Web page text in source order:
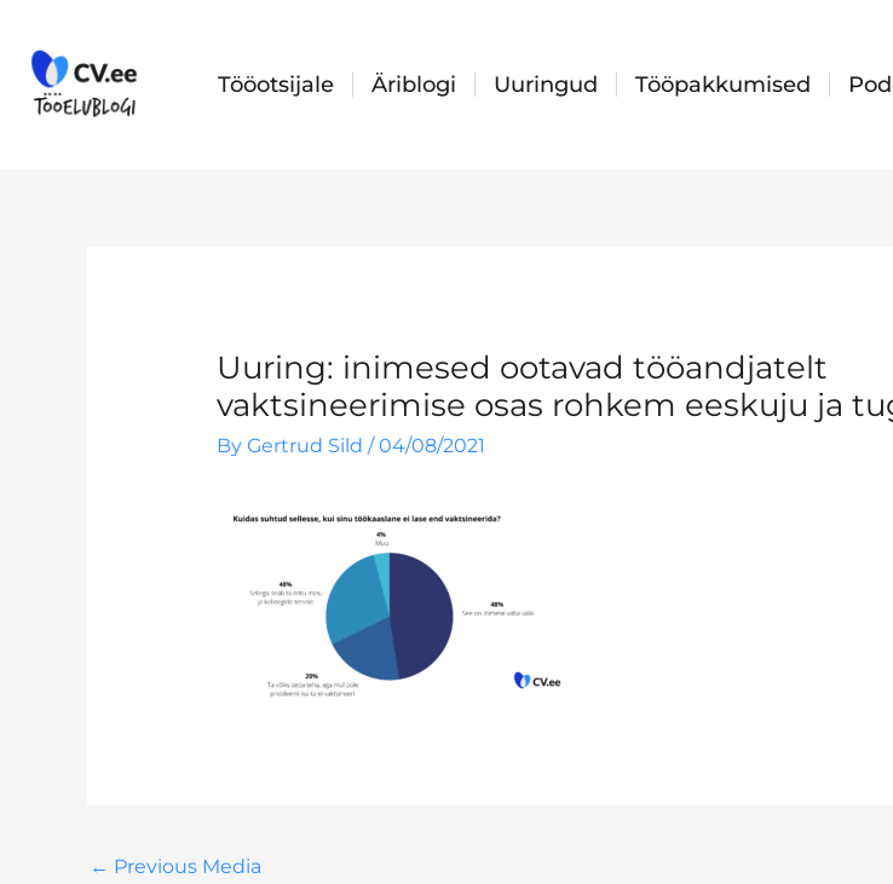
content
Tööotsijale Äriblogi Uuringud Tööpakkumised
Uuring: inimesed ootavad tööandjatelt
vaktsineerimise osas rohkem eeskuju ja
By Gertrud Sild /04/08/2021
← Previous Media